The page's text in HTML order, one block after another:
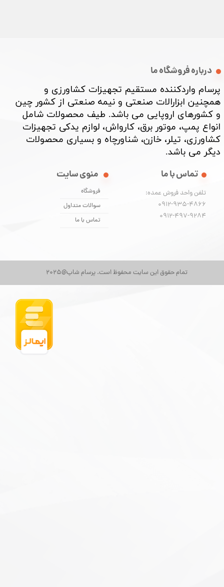
★★★
تمام حقوق این سایت محفوظ است. پرسام شاپ@2025
درباره فروشگاه ما
پرسام واردکننده مستقیم تجهیزات کشاورزی و
همچنین ابزارالات صنعتی و نیمه صنعتی از کشور چین
و کشورهای اروپایی می باشد. طیف محصولات شامل
انواع پمپ، موتور برق، کارواش، لوازم یدکی تجهیزات
کشاورزی، تیلر، خازن، شناورچاه و بسیاری محصولات
دیگر می باشد. ​​​​​​​
منوی سایت
فروشگاه
سوالات متداول
تماس با ما
تماس با ما
تلفن واحد فروش عمده:
0912-935-4866
​​​​​​​0912-497-9284